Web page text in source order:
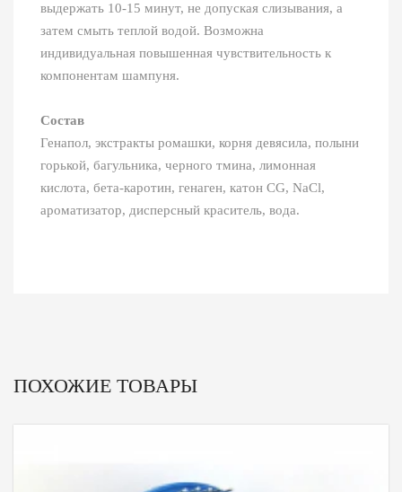
выдержать 10-15 минут, не допуская слизывания, а
затем смыть теплой водой. Возможна
индивидуальная повышенная чувствительность к
компонентам шампуня.
Состав
Генапол, экстракты ромашки, корня девясила, полыни
горькой, багульника, черного тмина, лимонная
кислота, бета-каротин, генаген, катон СG, NaCl,
ароматизатор, дисперсный краситель, вода.
ПОХОЖИЕ ТОВАРЫ